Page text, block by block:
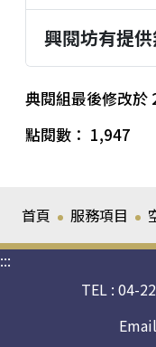
興閱坊有提
典閱組最後修改
點閱數： 1,947
首頁 服務項目
:::
TEL : 04-